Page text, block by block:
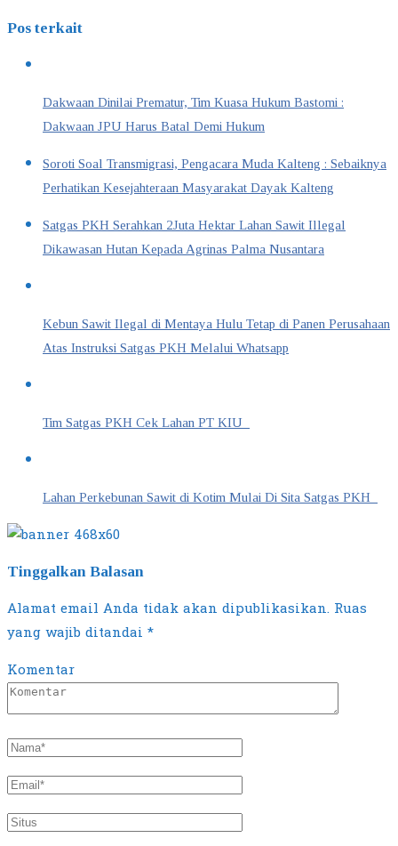
Pos terkait
Dakwaan Dinilai Prematur, Tim Kuasa Hukum Bastomi :
Dakwaan JPU Harus Batal Demi Hukum
Soroti Soal Transmigrasi, Pengacara Muda Kalteng : Sebaiknya
Perhatikan Kesejahteraan Masyarakat Dayak Kalteng
Satgas PKH Serahkan 2Juta Hektar Lahan Sawit Illegal
Dikawasan Hutan Kepada Agrinas Palma Nusantara
Kebun Sawit Ilegal di Mentaya Hulu Tetap di Panen Perusahaan
Atas Instruksi Satgas PKH Melalui Whatsapp
Tim Satgas PKH Cek Lahan PT KIU
Lahan Perkebunan Sawit di Kotim Mulai Di Sita Satgas PKH
Tinggalkan Balasan
Alamat email Anda tidak akan dipublikasikan. Ruas
yang wajib ditandai *
Komentar